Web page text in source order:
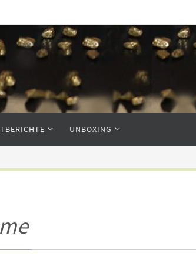
UNBOXING